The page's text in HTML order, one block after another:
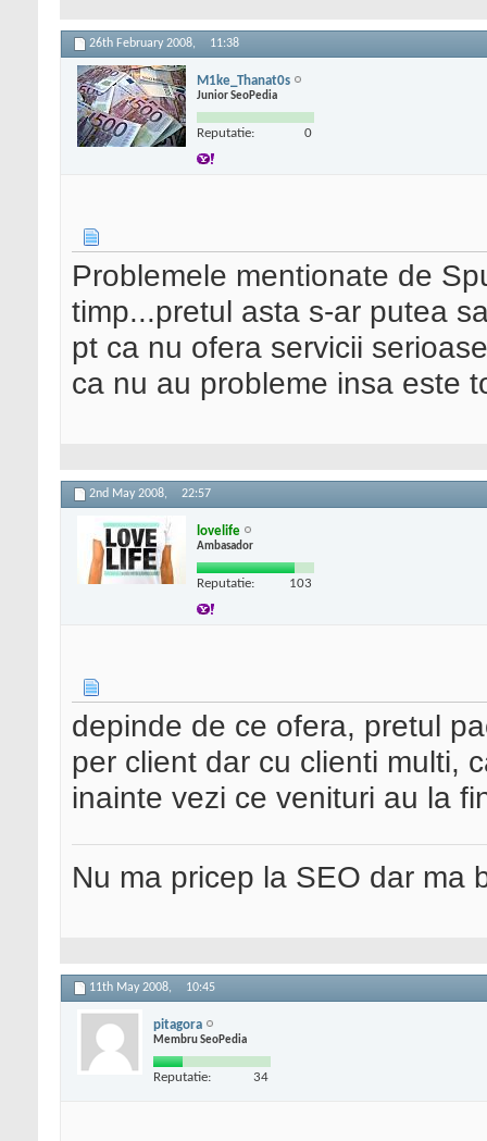
26th February 2008, 11:38
M1ke_Thanat0s
Junior SeoPedia
Reputatie: 0
Problemele mentionate de
timp...pretul asta s-ar putea
pt ca nu ofera servicii
ca nu au probleme insa este
2nd May 2008, 22:57
lovelife
Ambasador
Reputatie: 103
depinde de ce ofera, pretul
per client dar cu clienti multi,
inainte vezi ce venituri au la
Nu ma pricep la SEO dar ma
11th May 2008, 10:45
pitagora
Membru SeoPedia
Reputatie: 34